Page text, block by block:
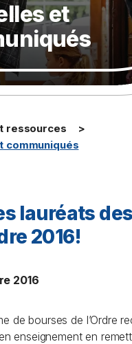
et
ressources
communiqués
lauréats
2016!
2016
de bourses de l’Ordre
enseignement en